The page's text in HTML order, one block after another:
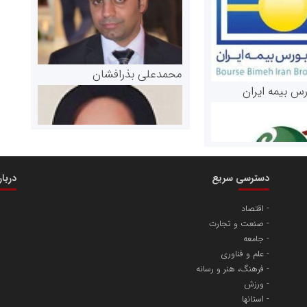
بیمه ایران
و اوراق بهادار
در بازارسرمایه
محمدعلی بذرافشان
دسترسی سریع
اقتصاد
صنعت و تجارت
جامعه
علم و فناوری
فرهنگ، هنر و رسانه
ورزش
استانها